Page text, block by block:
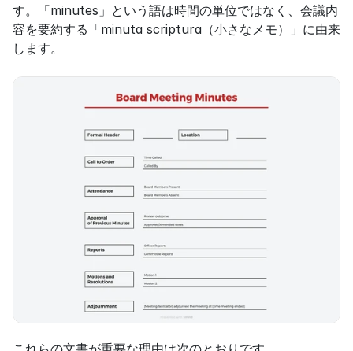
す。「minutes」という語は時間の単位ではなく、会議内
容を要約する「minuta scriptura（小さなメモ）」に由来
します。